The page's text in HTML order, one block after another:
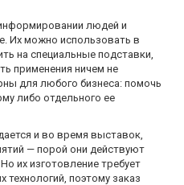
людей и
Их можно использовать в
на специальные подставки,
применения ничем не
для любого бизнеса: помочь
либо отдельного ее
и во время выставок,
— порой они действуют
их изготовление требует
технологий, поэтому заказ